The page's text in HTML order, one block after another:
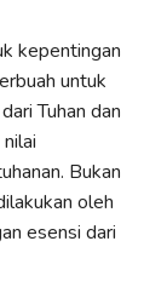
kepentingan
untuk
Tuhan dan
Bukan
oleh
esensi dari